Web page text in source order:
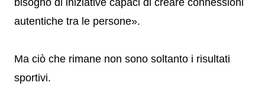
bisogno di iniziative capaci di creare connessioni
autentiche tra le persone».
Ma ciò che rimane non sono soltanto i risultati
sportivi.